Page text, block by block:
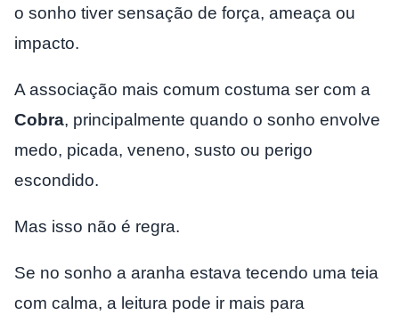
o sonho tiver sensação de força, ameaça ou
impacto.
A associação mais comum costuma ser com a
Cobra, principalmente quando o sonho envolve
medo, picada, veneno, susto ou perigo
escondido.
Mas isso não é regra.
Se no sonho a aranha estava tecendo uma teia
com calma, a leitura pode ir mais para